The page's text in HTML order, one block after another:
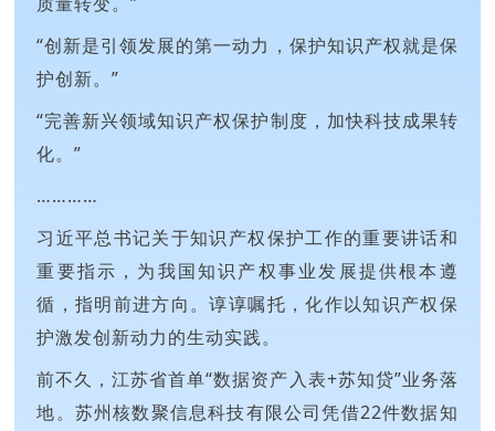
“创新是引领发展的第一动力，保护知识产权就是保
护创新。”
“完善新兴领域知识产权保护制度，加快科技成果转
化。”
…………
习近平总书记关于知识产权保护工作的重要讲话和
重要指示，为我国知识产权事业发展提供根本遵
循，指明前进方向。谆谆嘱托，化作以知识产权保
护激发创新动力的生动实践。
前不久，江苏省首单“数据资产入表+苏知贷”业务落
地。苏州核数聚信息科技有限公司凭借22件数据知